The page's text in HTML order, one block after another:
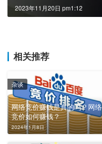
2023年11月20日 pm1:12
相关推荐
网络竞价赚钱是真的吗？网络
竞价如何赚钱？
2024年1月8日
杂谈